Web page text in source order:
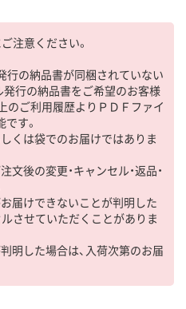
注意ください。
行の納品書が同梱されていない
行の納品書をご希望のお客様
のご利用履歴よりＰＤＦファイ
す。
くは袋でのお届けではありま
文後の変更・キャンセル・返品・
届けできないことが判明した
させていただくことがありま
明した場合は、入荷次第のお届